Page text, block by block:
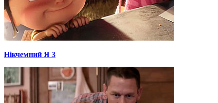
Нікчемний Я 3